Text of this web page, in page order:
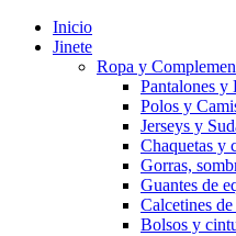
Inicio
Jinete
Ropa y
Pantalones y
Polos y
Jerseys y
Chaquetas y
Gorras,
Guantes de
Calcetines
Bolsos y